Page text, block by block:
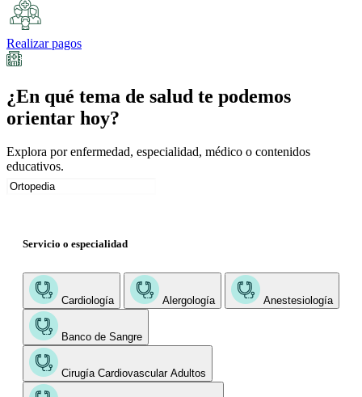
Realizar pagos
¿En qué tema de salud te podemos
orientar hoy?
Explora por enfermedad, especialidad, médico o contenidos
educativos.
Servicio o especialidad
Cardiología Alergología Anestesiología
Banco de Sangre
Cirugía Cardiovascular Adultos